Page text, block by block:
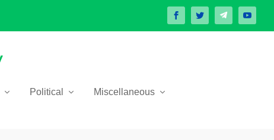
Political Miscellaneous